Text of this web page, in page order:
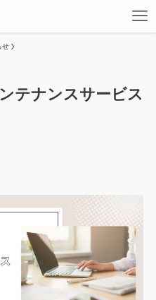
せ
テナンスサービス